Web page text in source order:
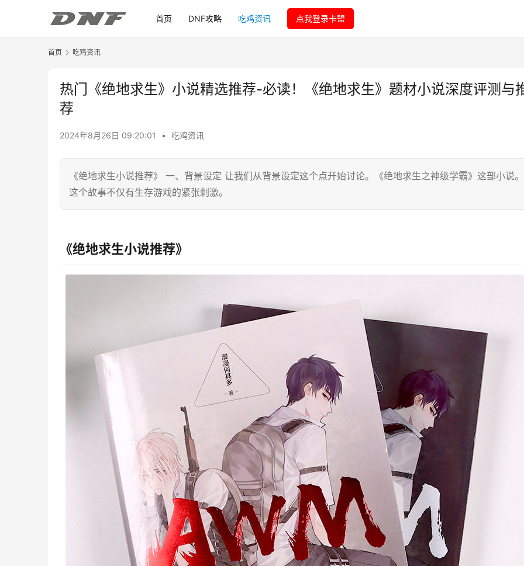
首页 DNF攻略 吃鸡资讯 点我登录卡盟
首页 吃鸡资讯
热门《绝地求生》小说精选推荐-必读！《绝地求生》题材小说深度评测与
荐
2024年8月26日 09:20:01 • 吃鸡资讯
《绝地求生小说推荐》 一、背景设定 让我们从背景设定这个点开始讨论。《绝地求生之神级学霸》这部小说。
这个故事不仅有生存游戏的紧张刺激。
《绝地求生小说推荐》